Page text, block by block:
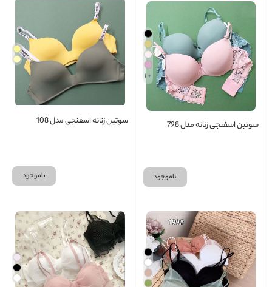
+ 1
سوتین اسفنجی زنانه مدل 798
ناموجود
سوتین زنانه اسفنجی مدل 108
ناموجود